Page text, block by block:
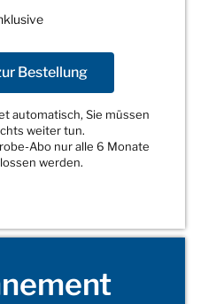
Bestellung
automatisch, Sie müssen
weiter tun.
Abo nur alle 6 Monate
werden.